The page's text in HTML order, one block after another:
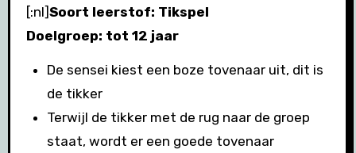
[:nl]Soort leerstof: Tikspel
Doelgroep: tot 12 jaar
De sensei kiest een boze tovenaar uit, dit is
de tikker
Terwijl de tikker met de rug naar de groep
staat, wordt er een goede tovenaar